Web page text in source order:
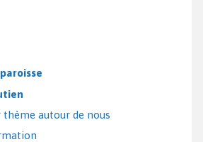
thème autour de nous